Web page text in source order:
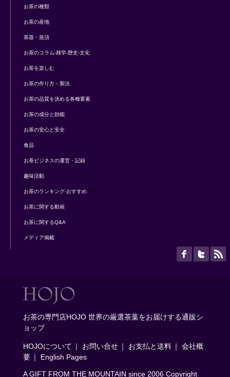
お茶の種類
お茶の産地
茶器・急須
お茶のコラム-雑学-歴史-文化
お茶を楽しむ
お茶の作り方－製法
お茶の品質を決める各種要素
お茶の成分と効能
お茶の安心と安全
食品
お茶ビジネスの運営・記録
趣味活動
お茶のランキング-おすすめ
お茶に関する動画
お茶に関するQ&A
メディア掲載
お茶の専門店HOJO 世界の厳選茶葉をお届けする通販シ
ョップ
HOJOについて ｜ お問い合せ ｜ お支払と送料 ｜
会社概
要 ｜ English Pages
A GIFT FROM THE MOUNTAIN since 2006 Copyright